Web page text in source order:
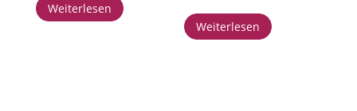
Weiterlesen
Weiterlesen